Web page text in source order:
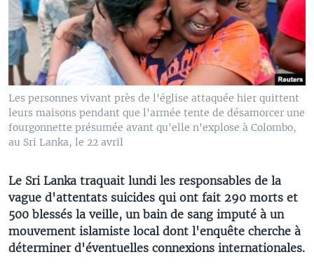
Les personnes vivant près de l'église attaquée hier quittent
leurs maisons pendant que l'armée tente de désamorcer une
fourgonnette présumée avant qu'elle n'explose à Colombo,
au Sri Lanka, le 22 avril
Le Sri Lanka traquait lundi les responsables de la
vague d'attentats suicides qui ont fait 290 morts et
500 blessés la veille, un bain de sang imputé à un
mouvement islamiste local dont l'enquête cherche à
déterminer d'éventuelles connexions internationales.